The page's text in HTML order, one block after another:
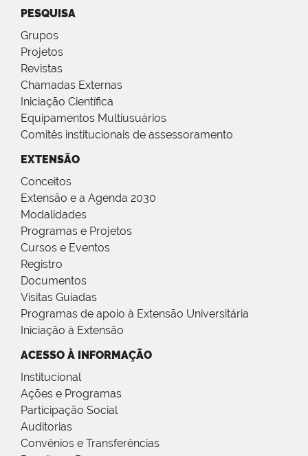
PESQUISA
Grupos
Projetos
Revistas
Chamadas Externas
Iniciação Científica
Equipamentos Multiusuários
Comitês institucionais de assessoramento
EXTENSÃO
Conceitos
Extensão e a Agenda 2030
Modalidades
Programas e Projetos
Cursos e Eventos
Registro
Documentos
Visitas Guiadas
Programas de apoio à Extensão Universitária
Iniciação à Extensão
ACESSO À INFORMAÇÃO
Institucional
Ações e Programas
Participação Social
Auditorias
Convênios e Transferências